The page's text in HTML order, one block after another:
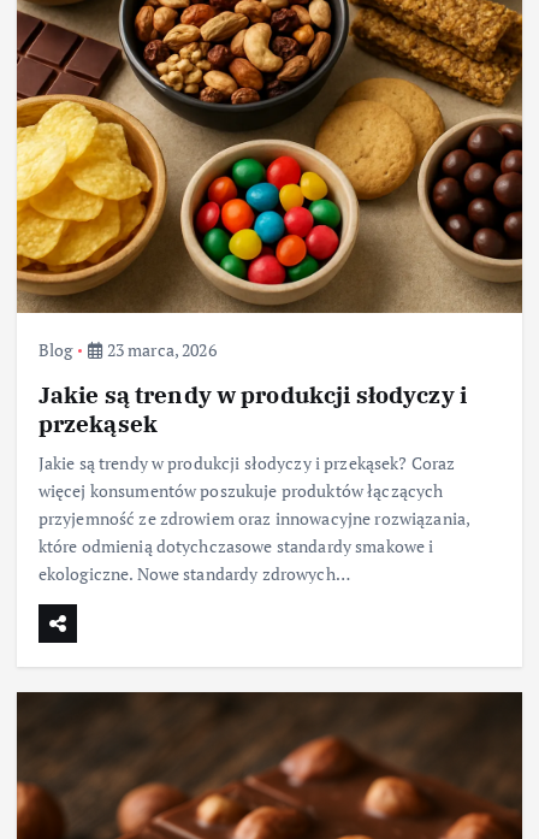
Blog 23 marca, 2026
Jakie są trendy w produkcji słodyczy i
przekąsek
Jakie są trendy w produkcji słodyczy i przekąsek? Coraz
więcej konsumentów poszukuje produktów łączących
przyjemność ze zdrowiem oraz innowacyjne rozwiązania,
które odmienią dotychczasowe standardy smakowe i
ekologiczne. Nowe standardy zdrowych…